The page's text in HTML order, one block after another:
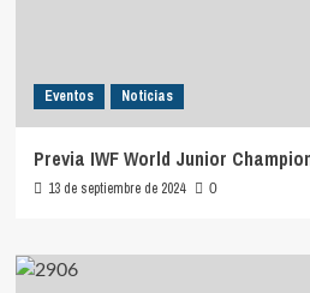
Eventos Noticias
Previa IWF World Junior
13 de septiembre de 2024 0